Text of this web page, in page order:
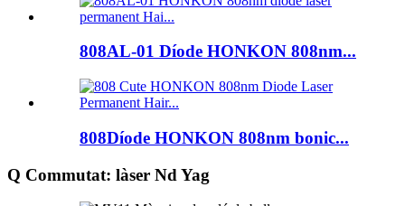
808AL-01 Díode HONKON 808nm...
808Díode HONKON 808nm bonic...
Q Commutat: làser Nd Yag